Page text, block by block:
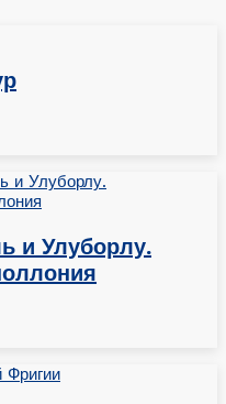
и Улуборлу.